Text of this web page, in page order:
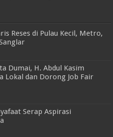
Reses di Pulau Kecil, Metro,
Dumai, H. Abdul Kasim
Lokal dan Dorong Job Fair
Serap Aspirasi